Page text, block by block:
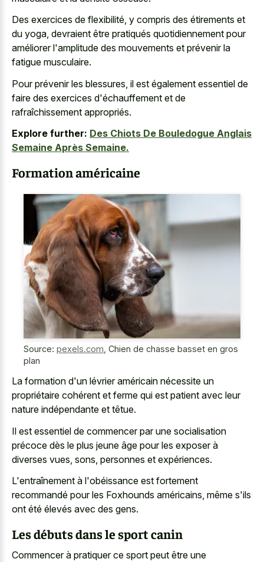
Des exercices de flexibilité, y compris des étirements et
du yoga, devraient être pratiqués quotidiennement pour
améliorer l'amplitude des mouvements et prévenir la
fatigue musculaire.
Pour prévenir les blessures, il est également essentiel de
faire des exercices d'échauffement et de
rafraîchissement appropriés.
Explore further: Des Chiots De Bouledogue Anglais
Semaine Après Semaine.
Formation américaine
Source: pexels.com Chien de chasse basset en gros
plan
La formation d'un lévrier américain nécessite un
propriétaire cohérent et ferme qui est patient avec leur
nature indépendante et têtue.
Il est essentiel de commencer par une socialisation
précoce dès le plus jeune âge pour les exposer à
diverses vues, sons, personnes et expériences.
L'entraînement à l'obéissance est fortement
recommandé pour les Foxhounds américains, même s'ils
ont été élevés avec des gens.
Les débuts dans le sport canin
Commencer à pratiquer ce sport peut être une